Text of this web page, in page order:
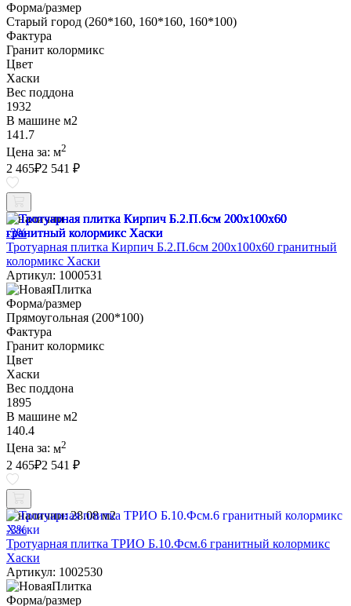
Форма/размер
Старый город (260*160, 160*160, 160*100)
Фактура
Гранит колормикс
Цвет
Хаски
Вес поддона
1932
В машине м2
141.7
Цена за: м2
2 465₽2 541 ₽
В наличии
-3%
Тротуарная плитка Кирпич Б.2.П.6см 200х100х60 гранитный
колормикс Хаски
Артикул: 1000531
Форма/размер
Прямоугольная (200*100)
Фактура
Гранит колормикс
Цвет
Хаски
Вес поддона
1895
В машине м2
140.4
Цена за: м2
2 465₽2 541 ₽
В наличии: 28.08 м2
-3%
Тротуарная плитка ТРИО Б.10.Фсм.6 гранитный колормикс
Хаски
Артикул: 1002530
Форма/размер